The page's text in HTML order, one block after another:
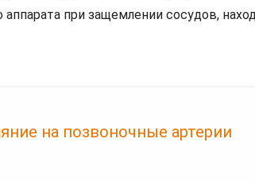
при защемлении сосудов,
на позвоночные артерии